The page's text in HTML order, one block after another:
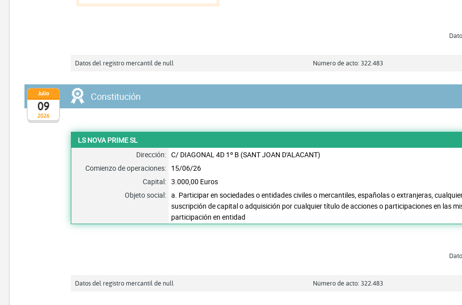
Datos del registro mercantil de null Número de acto: 322.483
2026
Julio
09
Constitución
LS NOVA PRIME SL
Dirección: C/ DIAGONAL 4D 1º B (SANT JOAN D'ALACANT)
Comienzo de operaciones: 15/06/26
Capital: 3.000,00 Euros
Objeto social: a. Participar en sociedades o entidades civiles o mercantiles, españolas o extranjeras,
suscripción de capital o adquisición por cualquier título de acciones o participaciones en las
participación en entidad
Datos del registro mercantil de null Número de acto: 322.483